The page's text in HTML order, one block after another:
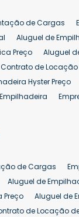
de Cargas
Aluguel de
Preço
Aluguel
Contrato de
Hyster Preço
Locação de
de Cargas
Aluguel de
Preço
Aluguel de
de Locação